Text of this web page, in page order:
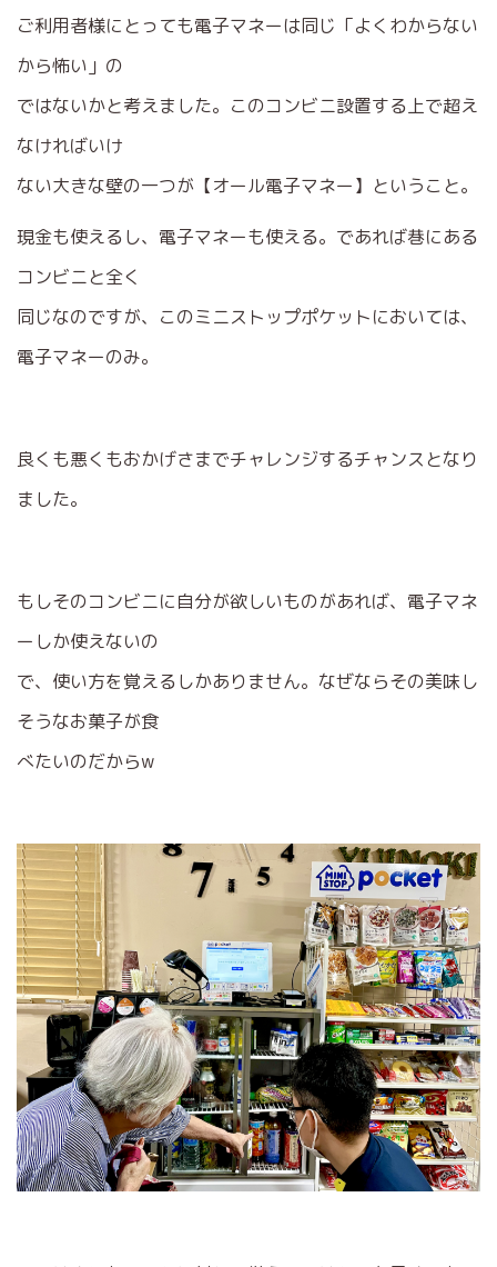
ご利用者様にとっても電子マネーは同じ「よくわからない
から怖い」の
ではないかと考えました。このコンビニ設置する上で超え
なければいけ
ない大きな壁の一つが【オール電子マネー】ということ。
現金も使えるし、電子マネーも使える。であれば巷にある
コンビニと全く
同じなのですが、このミニストップポケットにおいては、
電子マネーのみ。
良くも悪くもおかげさまでチャレンジするチャンスとなり
ました。
もしそのコンビニに自分が欲しいものがあれば、電子マネ
ーしか使えないの
で、使い方を覚えるしかありません。なぜならその美味し
そうなお菓子が食
べたいのだからw